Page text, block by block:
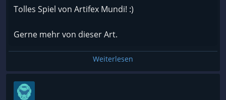
Tolles Spiel von Artifex Mundi! :)
Gerne mehr von dieser Art.
Weiterlesen